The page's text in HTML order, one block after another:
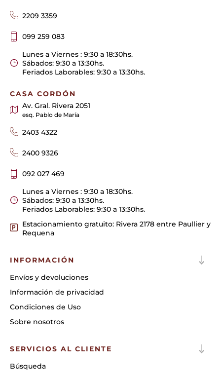
2209 3359
099 259 083
Lunes a Viernes : 9:30 a 18:30hs.
Sábados: 9:30 a 13:30hs.
Feriados Laborables: 9:30 a 13:30hs.
CASA CORDÓN
Av. Gral. Rivera 2051
esq. Pablo de María
2403 4322
2400 9326
092 027 469
Lunes a Viernes : 9:30 a 18:30hs.
Sábados: 9:30 a 13:30hs.
Feriados Laborables: 9:30 a 13:30hs.
Estacionamiento gratuito: Rivera 2178 entre Paullier y
Requena
INFORMACIÓN
Envíos y devoluciones
Información de privacidad
Condiciones de Uso
Sobre nosotros
SERVICIOS AL CLIENTE
Búsqueda